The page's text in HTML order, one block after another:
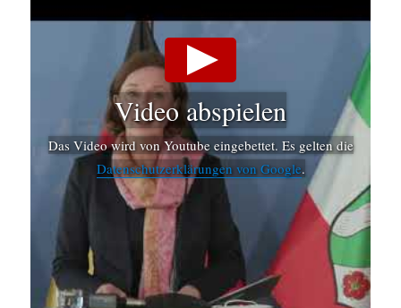
Kita
und
Schule
in
NRW.
Video abspielen
Das Video wird von Youtube eingebettet. Es gelten die
Datenschutzerklärungen von Google.